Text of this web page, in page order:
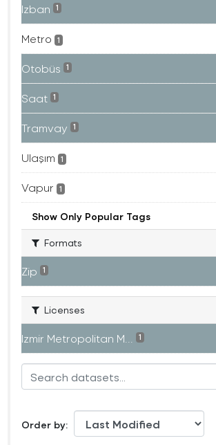
Izban 1
Metro 1
Otobüs 1
Saat 1
Tramvay 1
Ulaşım 1
Vapur 1
Show Only Popular Tags
Formats
Zip 1
Licenses
Izmir Metropolitan M... 1
Order by